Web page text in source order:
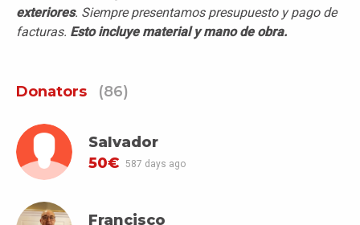
exteriores. Siempre presentamos presupuesto y pago de
facturas. Esto incluye material y mano de obra.
Donators (86)
Salvador
50€
587 days ago
Francisco